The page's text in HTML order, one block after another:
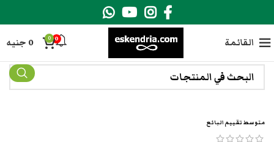
القائمة 0
0
0 جنيه
متوسط تقييم البائع